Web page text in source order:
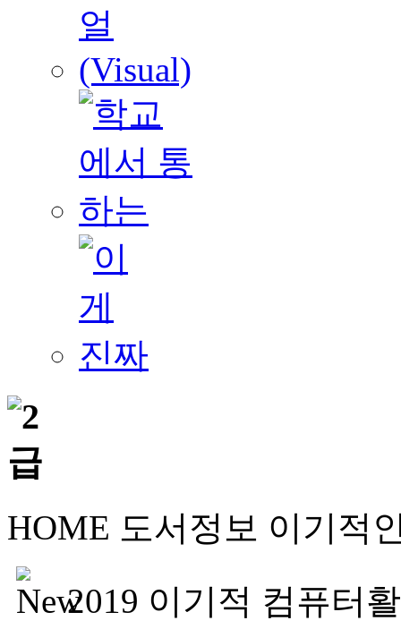
HOME 도서정보 이기적
2019 이기적 컴퓨터